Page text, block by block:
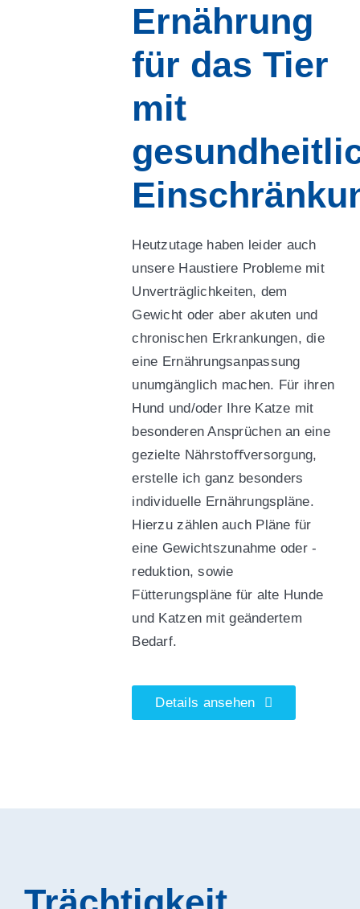
Ernährung
für das Tier
mit
Heutzutage haben leider auch
unsere Haustiere Probleme mit
Unverträglichkeiten, dem
Gewicht oder aber akuten und
chronischen Erkrankungen, die
eine Ernährungsanpassung
unumgänglich machen. Für ihren
Hund und/oder Ihre Katze mit
besonderen Ansprüchen an eine
gezielte Nährstoﬀversorgung,
erstelle ich ganz besonders
individuelle Ernährungspläne.
Hierzu zählen auch Pläne für
eine Gewichtszunahme oder -
reduktion, sowie
Fütterungspläne für alte Hunde
und Katzen mit geändertem
Bedarf.
Details ansehen